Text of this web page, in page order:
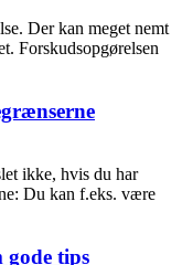
Der kan meget nemt
Forskudsopgørelsen
ikke, hvis du har
Du kan f.eks. være
gode tips